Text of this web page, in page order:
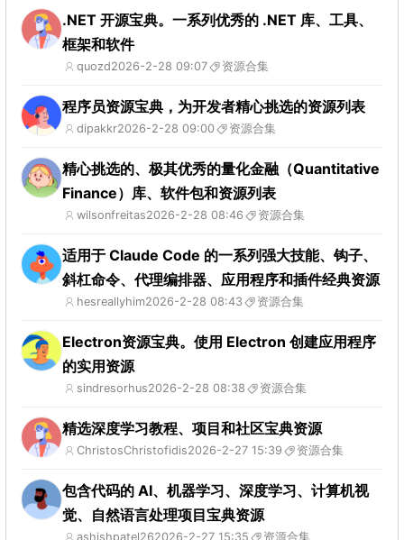
.NET 开源宝典。一系列优秀的 .NET 库、工具、
框架和软件
quozd2026-2-28 09:07 资源合集
程序员资源宝典，为开发者精心挑选的资源列表
dipakkr2026-2-28 09:00 资源合集
精心挑选的、极其优秀的量化金融（Quantitative
Finance）库、软件包和资源列表
wilsonfreitas2026-2-28 08:46 资源合集
适用于 Claude Code 的一系列强大技能、钩子、
斜杠命令、代理编排器、应用程序和插件经典资源
hesreallyhim2026-2-28 08:43 资源合集
Electron资源宝典。使用 Electron 创建应用程序
的实用资源
sindresorhus2026-2-28 08:38 资源合集
精选深度学习教程、项目和社区宝典资源
ChristosChristofidis2026-2-27 15:39 资源合集
包含代码的 AI、机器学习、深度学习、计算机视
觉、自然语言处理项目宝典资源
ashishpatel262026-2-27 15:35 资源合集